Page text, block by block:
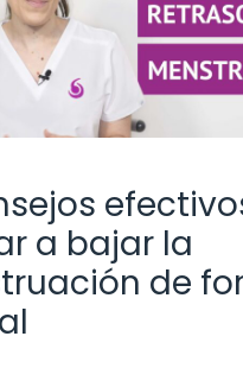
a bajar la
de